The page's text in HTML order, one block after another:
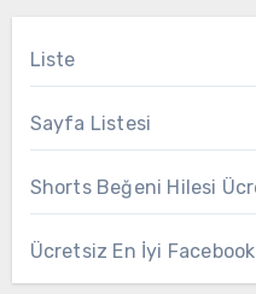
Liste
Sayfa Listesi
Shorts Beğeni Hilesi
Ücretsiz En İyi